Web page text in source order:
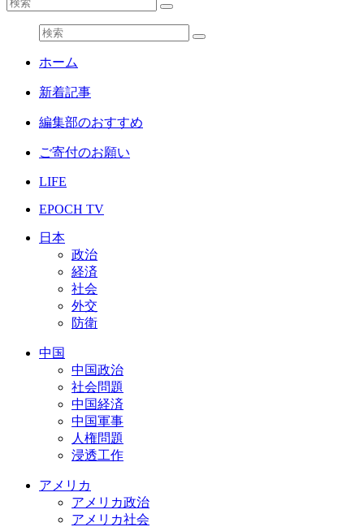
ホーム
新着記事
編集部のおすすめ
ご寄付のお願い
LIFE
EPOCH TV
日本
政治
経済
社会
外交
防衛
中国
中国政治
社会問題
中国経済
中国軍事
人権問題
浸透工作
アメリカ
アメリカ政治
アメリカ社会